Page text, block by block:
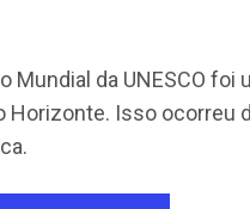
Mundial da UNESCO foi
Horizonte. Isso ocorreu